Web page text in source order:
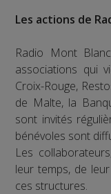
Les actions de
Radio Mont
associations qui
Croix-Rouge,
de Malte, la
sont invités
bénévoles sont
Les
leur temps, de
ces structures.